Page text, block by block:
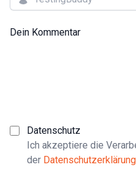
Dein Kommentar
Datenschutz
Ich akzeptiere die
der Datenschutzerklärung